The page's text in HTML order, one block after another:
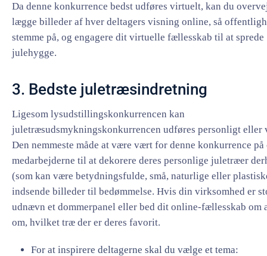
Da denne konkurrence bedst udføres virtuelt, kan du
lægge billeder af hver deltagers visning online, så
stemme på, og engagere dit virtuelle fællesskab til at sprede
julehygge.
3. Bedste juletræsindretning
Ligesom lysudstillingskonkurrencen kan
juletræsudsmykningskonkurrencen udføres personligt eller
Den nemmeste måde at være vært for denne konkurrence på
medarbejderne til at dekorere deres personlige juletræer
(som kan være betydningsfulde, små, naturlige eller
indsende billeder til bedømmelse. Hvis din virksomhed er
udnævn et dommerpanel eller bed dit online-fællesskab om
om, hvilket træ der er deres favorit.
For at inspirere deltagerne skal du vælge et tema: